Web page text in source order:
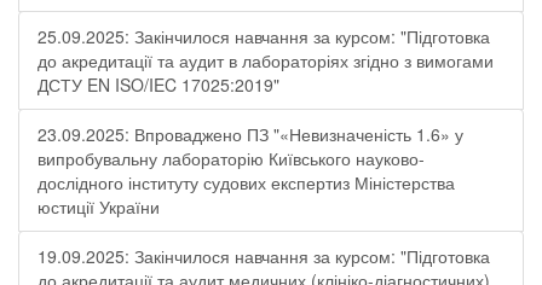
25.09.2025: Закінчилося навчання за курсом: "Підготовка
до акредитації та аудит в лабораторіях згідно з вимогами
ДСТУ EN ISO/IEC 17025:2019"
23.09.2025: Впроваджено ПЗ "«Невизначеність 1.6» у
випробувальну лабораторію Київського науково-
дослідного інституту судових експертиз Міністерства
юстиції України
19.09.2025: Закінчилося навчання за курсом: "Підготовка
до акредитації та аудит медичних (клініко-діагностичних)